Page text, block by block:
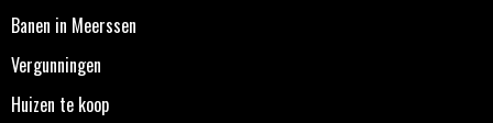
Banen in Meerssen
Vergunningen
Huizen te koop